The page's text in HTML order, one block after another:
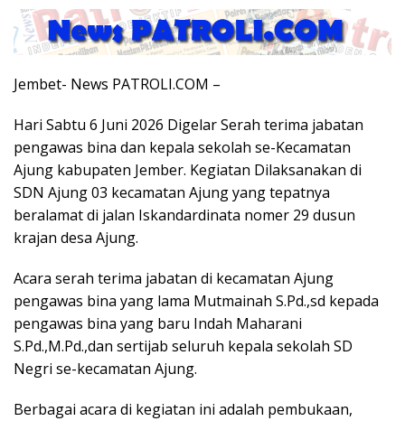
Jembet- News PATROLI.COM –
Hari Sabtu 6 Juni 2026 Digelar Serah terima jabatan
pengawas bina dan kepala sekolah se-Kecamatan
Ajung kabupaten Jember. Kegiatan Dilaksanakan di
SDN Ajung 03 kecamatan Ajung yang tepatnya
beralamat di jalan Iskandardinata nomer 29 dusun
krajan desa Ajung.
Acara serah terima jabatan di kecamatan Ajung
pengawas bina yang lama Mutmainah S.Pd.,sd kepada
pengawas bina yang baru Indah Maharani
S.Pd.,M.Pd.,dan sertijab seluruh kepala sekolah SD
Negri se-kecamatan Ajung.
Berbagai acara di kegiatan ini adalah pembukaan,